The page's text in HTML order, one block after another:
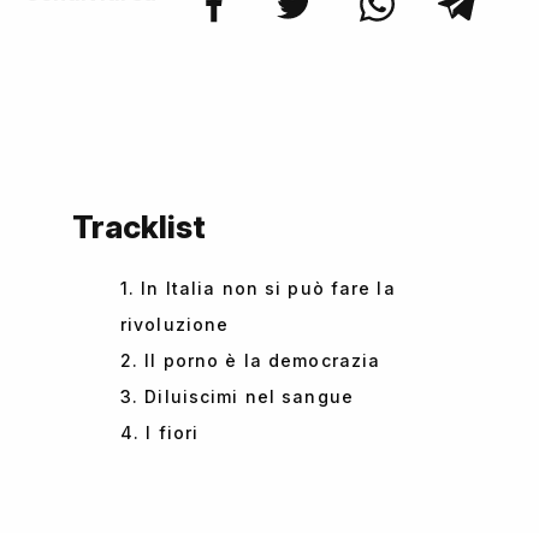
Tracklist
1. In Italia non si può fare la
rivoluzione
2. Il porno è la democrazia
3. Diluiscimi nel sangue
4. I fiori